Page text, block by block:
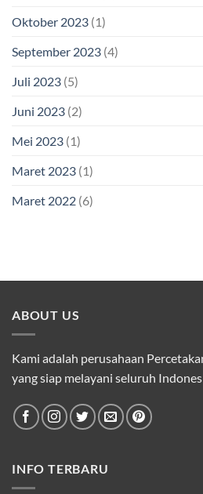
Oktober 2023 (1)
September 2023 (4)
Juli 2023 (5)
Juni 2023 (2)
Mei 2023 (1)
Maret 2023 (1)
Maret 2022 (6)
ABOUT US
Kami adalah perusahaan
yang siap melayani seluruh
INFO TERBARU